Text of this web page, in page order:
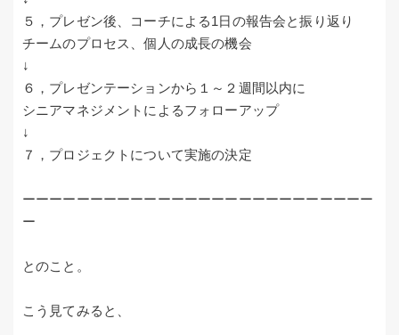
５，プレゼン後、コーチによる1日の報告会と振り返り
チームのプロセス、個人の成長の機会
↓
６，プレゼンテーションから１～２週間以内に
シニアマネジメントによるフォローアップ
↓
７，プロジェクトについて実施の決定
ーーーーーーーーーーーーーーーーーーーーーーーーーー
ー
とのこと。
こう見てみると、